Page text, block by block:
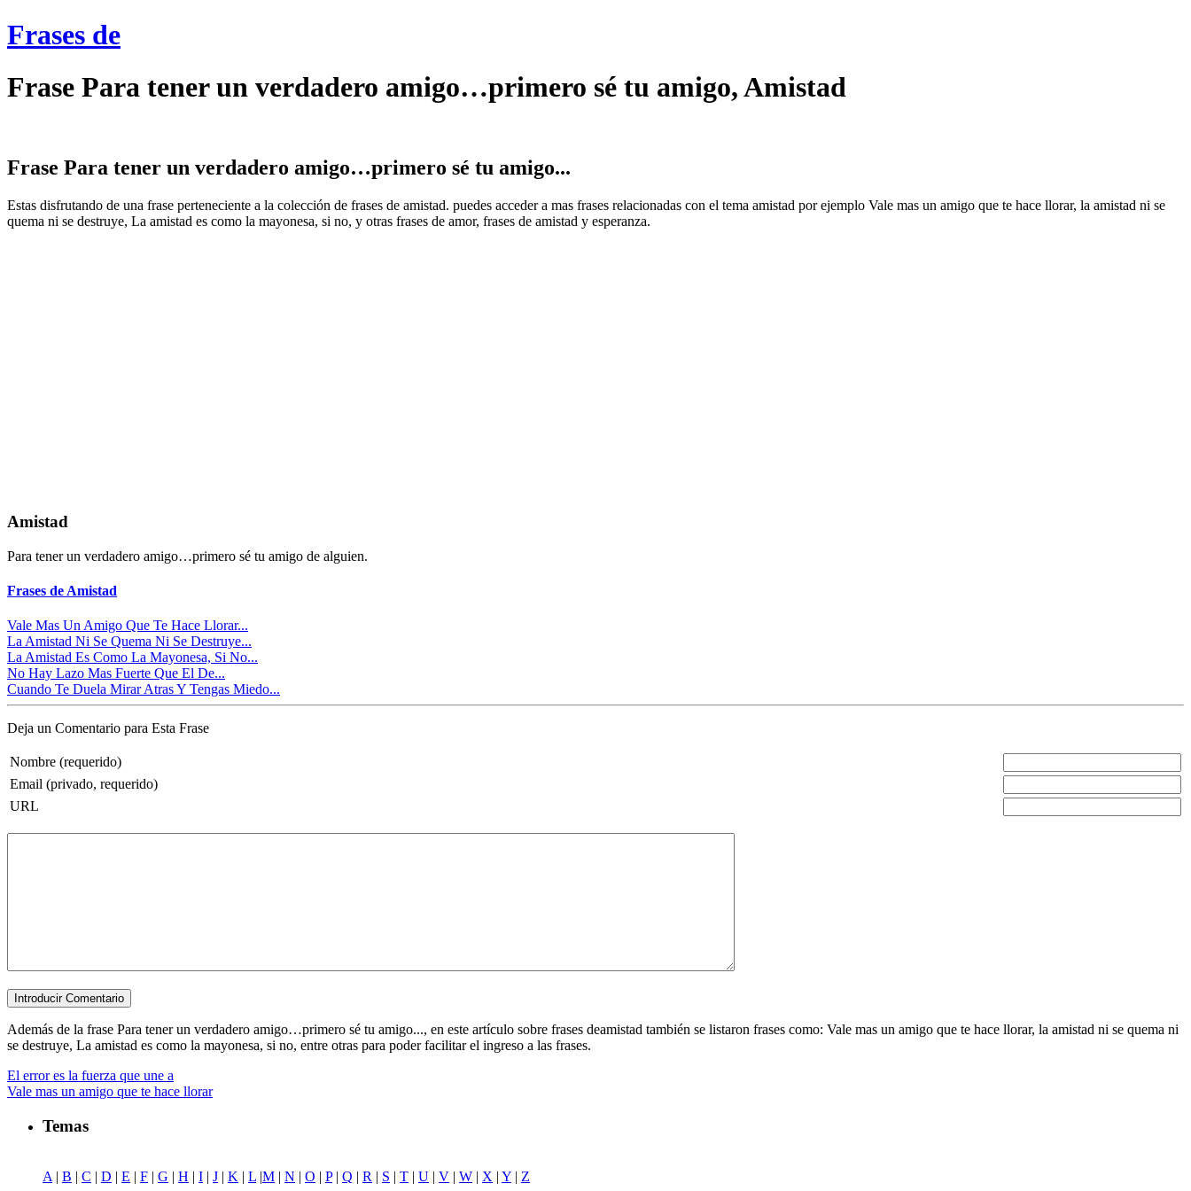
Frases de
Frase Para tener un verdadero amigo…primero sé tu amigo, Amistad
Frase Para tener un verdadero amigo…primero sé tu amigo...
Estas disfrutando de una frase perteneciente a la colección de frases de amistad. puedes acceder a mas frases relacionadas con el tema amistad por ejemplo Vale mas un amigo que te hace llorar, la amistad ni se
quema ni se destruye, La amistad es como la mayonesa, si no, y otras frases de amor, frases de amistad y esperanza.
Amistad
Para tener un verdadero amigo…primero sé tu amigo de alguien.
Frases de Amistad
Vale Mas Un Amigo Que Te Hace Llorar...
La Amistad Ni Se Quema Ni Se Destruye...
La Amistad Es Como La Mayonesa, Si No...
No Hay Lazo Mas Fuerte Que El De...
Cuando Te Duela Mirar Atras Y Tengas Miedo...
Deja un Comentario para Esta Frase
Nombre (requerido)
Email (privado, requerido)
URL
Además de la frase Para tener un verdadero amigo…primero sé tu amigo..., en este artículo sobre frases deamistad también se listaron frases como: Vale mas un amigo que te hace llorar, la amistad ni se quema ni
se destruye, La amistad es como la mayonesa, si no, entre otras para poder facilitar el ingreso a las frases.
El error es la fuerza que une a
Vale mas un amigo que te hace llorar
Temas
A | B | C | D | E | F | G | H | I | J | K | L |M | N | O | P| Q | R | S | T | U | V | W | X | Y | Z